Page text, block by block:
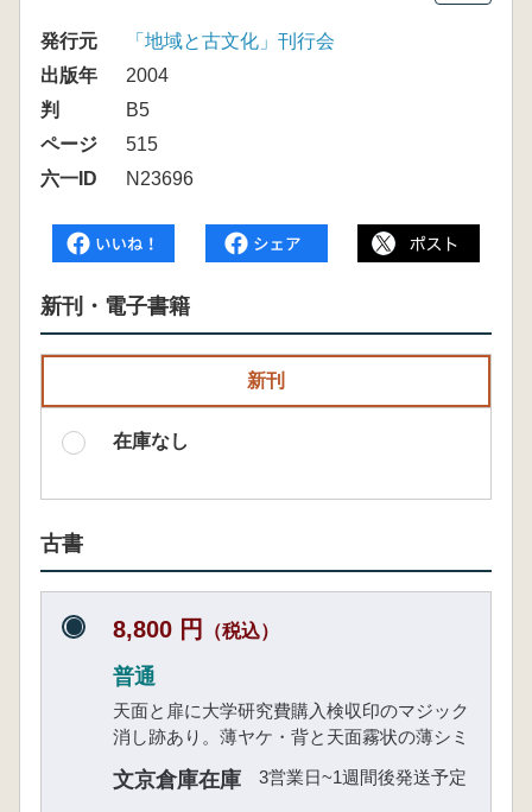
発行元
「地域と古文化」刊行会
出版年
2004
判
B5
ページ
515
六一ID
N23696
新刊・電子書籍
新刊
在庫なし
古書
8,800 円 （税込）
普通
天面と扉に大学研究費購入検収印のマジック
消し跡あり。薄ヤケ・背と天面霧状の薄シミ
文京倉庫在庫 3営業日~1週間後発送予定